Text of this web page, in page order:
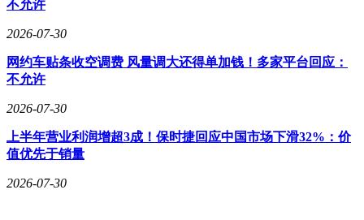
市人的蔬菜消费方式。
不允许
2026-07-30
网约车贴条收空调费 风量调大还得单加钱！多家平台回应：
不允许
2026-07-30
上半年营业利润增超3成！保时捷回应中国市场下滑32%：价
值优先于销量
2026-07-30